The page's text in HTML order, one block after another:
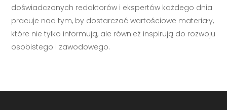
doświadczonych redaktorów i ekspertów każdego dnia
pracuje nad tym, by dostarczać wartościowe materiały,
które nie tylko informują, ale również inspirują do rozwoju
osobistego i zawodowego.